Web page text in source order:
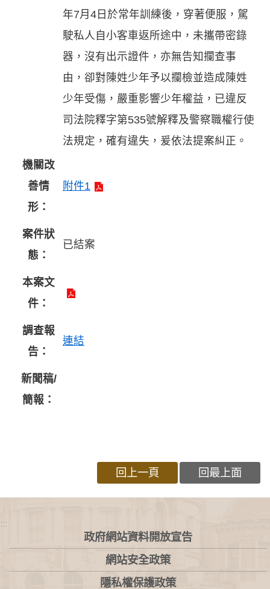
年7月4日於常年訓練後，穿著便服，駕
駛私人自小客車返所途中，未攜帶密錄
器，沒有出示證件，亦無告知攔查事
由，卻對陳姓少年予以攔檢並造成陳姓
少年受傷，嚴重影響少年權益，已違反
司法院釋字第535號解釋及警察職權行使
法規定，確有違失，爰依法提案糾正。
機關改
善情
形：
附件1
案件狀
態：
已結案
本案文
件：
調查報
告：
連結
新聞稿/
簡報：
回上一頁 回最上面
:::
政府網站資料開放宣告
網站安全政策
隱私權保護政策